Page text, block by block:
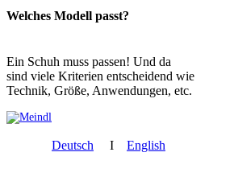
Welches Modell passt?
Ein Schuh muss passen! Und da
sind viele Kriterien entscheidend wie
Technik, Größe, Anwendungen, etc.
Deutsch I English